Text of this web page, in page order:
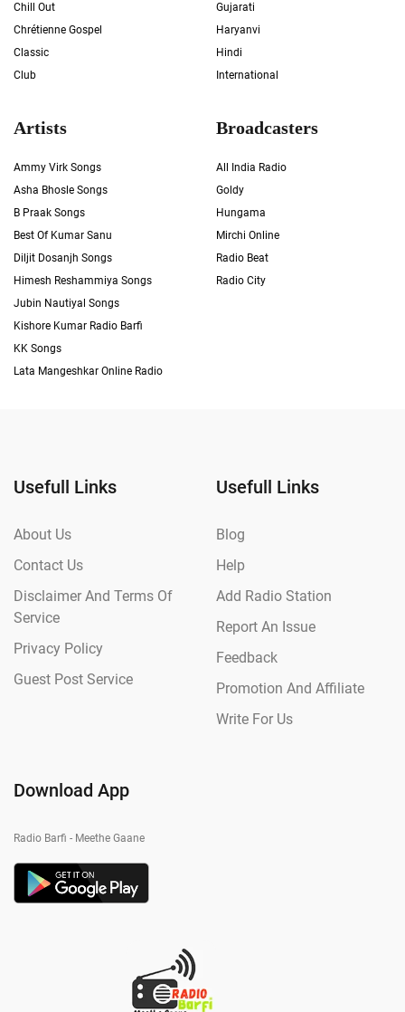
Chill Out
Chrétienne Gospel
Classic
Club
Gujarati
Haryanvi
Hindi
International
Artists
Ammy Virk Songs
Asha Bhosle Songs
B Praak Songs
Best Of Kumar Sanu
Diljit Dosanjh Songs
Himesh Reshammiya Songs
Jubin Nautiyal Songs
Kishore Kumar Radio Barfi
KK Songs
Lata Mangeshkar Online Radio
Broadcasters
All India Radio
Goldy
Hungama
Mirchi Online
Radio Beat
Radio City
Usefull Links
About Us
Contact Us
Disclaimer And Terms Of
Service
Privacy Policy
Guest Post Service
Usefull Links
Blog
Help
Add Radio Station
Report An Issue
Feedback
Promotion And Affiliate
Write For Us
Download App
Radio Barfi - Meethe Gaane